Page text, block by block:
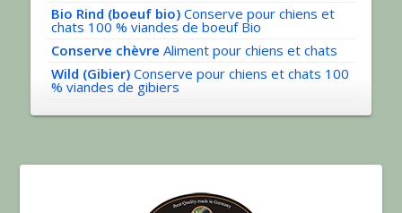
Bio Rind (boeuf bio) Conserve pour chiens et
chats 100 % viandes de boeuf Bio
Conserve chèvre Aliment pour chiens et chats
Wild (Gibier) Conserve pour chiens et chats 100
% viandes de gibiers